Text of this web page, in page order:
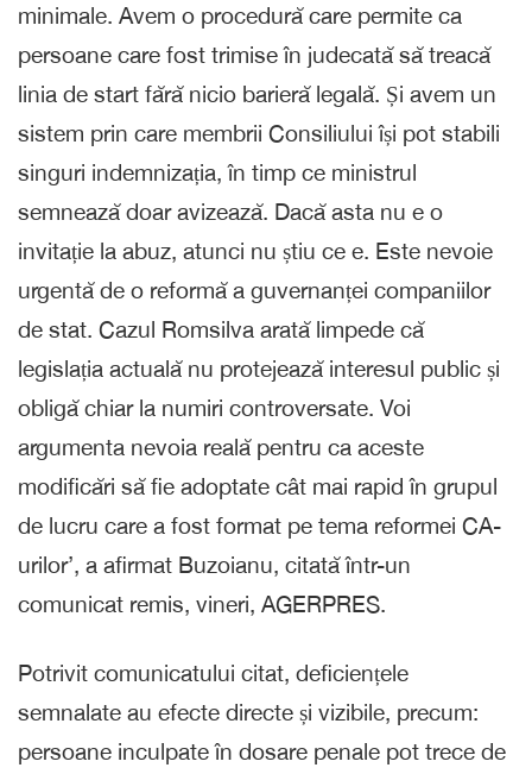
minimale. Avem o procedură care permite ca
persoane care fost trimise în judecată să treacă
linia de start fără nicio barieră legală. Și avem un
sistem prin care membrii Consiliului își pot stabili
singuri indemnizația, în timp ce ministrul
semnează doar avizează. Dacă asta nu e o
invitație la abuz, atunci nu știu ce e. Este nevoie
urgentă de o reformă a guvernanței companiilor
de stat. Cazul Romsilva arată limpede că
legislația actuală nu protejează interesul public și
obligă chiar la numiri controversate. Voi
argumenta nevoia reală pentru ca aceste
modificări să fie adoptate cât mai rapid în grupul
de lucru care a fost format pe tema reformei CA-
urilor’, a afirmat Buzoianu, citată într-un
comunicat remis, vineri, AGERPRES.
Potrivit comunicatului citat, deficiențele
semnalate au efecte directe și vizibile, precum:
persoane inculpate în dosare penale pot trece de